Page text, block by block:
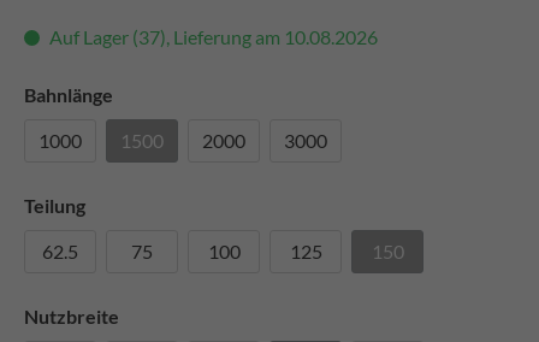
Auf Lager (37), Lieferung am 10.08.2026
Bahnlänge
1000
1500 2000 3000
Teilung
62.5
75 100 125 150
Nutzbreite